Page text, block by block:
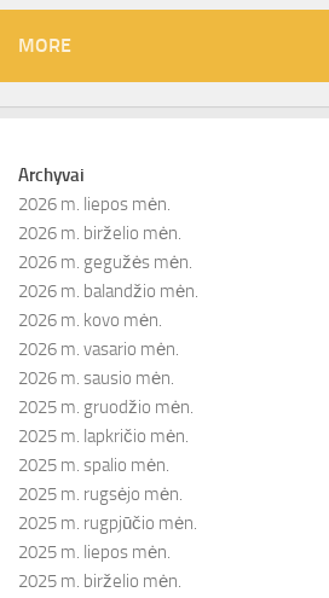
MORE
Archyvai
2026 m. liepos mėn.
2026 m. birželio mėn.
2026 m. gegužės mėn.
2026 m. balandžio mėn.
2026 m. kovo mėn.
2026 m. vasario mėn.
2026 m. sausio mėn.
2025 m. gruodžio mėn.
2025 m. lapkričio mėn.
2025 m. spalio mėn.
2025 m. rugsėjo mėn.
2025 m. rugpjūčio mėn.
2025 m. liepos mėn.
2025 m. birželio mėn.